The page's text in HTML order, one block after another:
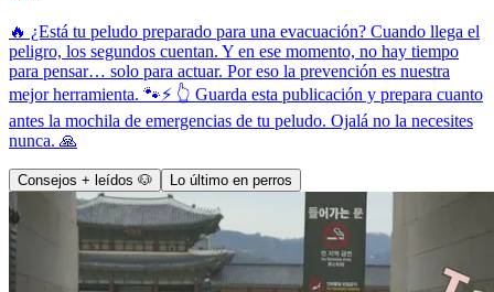
🔥 ¿Está tu peludo preparado para una evacuación? Cuando llega el
peligro, los segundos cuentan. Y en ese momento, no hay tiempo
para pensar… solo para actuar. Por eso la prevención es nuestra
mejor herramienta. 🐾⚡ 👆 Guarda esta publicación y prepara cuanto
antes la mochila de emergencias de tu peludo. Ojalá no la necesites
nunca. 🙏
Consejos + leídos 🐶 Lo último en perros